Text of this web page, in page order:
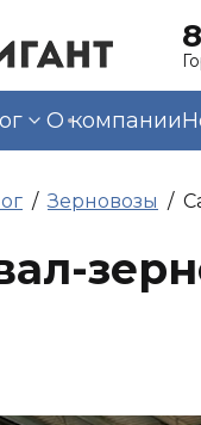
О компании
Зерновозы